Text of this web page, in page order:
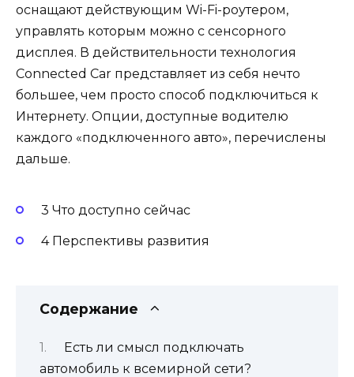
оснащают действующим Wi-Fi-роутером,
управлять которым можно с сенсорного
дисплея. В действительности технология
Connected Car представляет из себя нечто
большее, чем просто способ подключиться к
Интернету. Опции, доступные водителю
каждого «подключенного авто», перечислены
дальше.
3 Что доступно сейчас
4 Перспективы развития
Содержание
Есть ли смысл подключать
автомобиль к всемирной сети?